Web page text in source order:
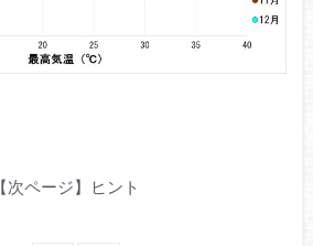
【次ページ】ヒント